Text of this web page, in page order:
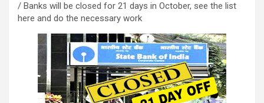
/ Banks will be closed for 21 days in October, see the list
here and do the necessary work